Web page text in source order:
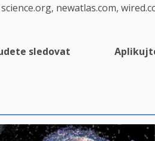
newatlas.com,
sledovat